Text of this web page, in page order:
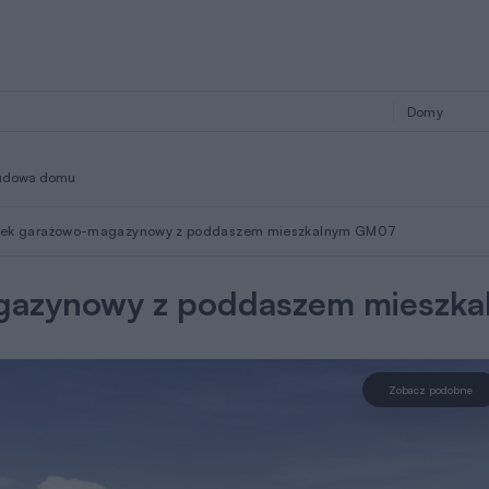
domu
garażowo-magazynowy z poddaszem mieszkalnym GM07
z poddaszem
Zobacz podobne